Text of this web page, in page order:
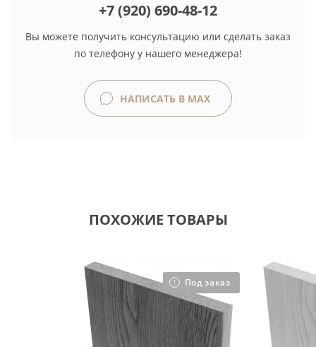
+7 (920) 690-48-12
Вы можете получить консультацию или сделать заказ
по телефону у нашего менеджера!
НАПИСАТЬ В MAX
ПОХОЖИЕ ТОВАРЫ
Под заказ